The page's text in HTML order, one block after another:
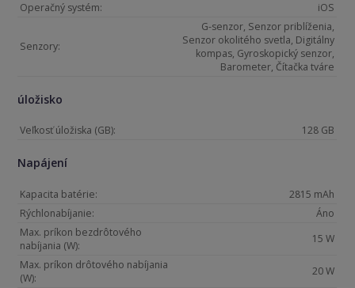
Operačný systém:
iOS
Senzory:
G-senzor, Senzor priblíženia,
Senzor okolitého svetla, Digitálny
kompas, Gyroskopický senzor,
Barometer, Čítačka tváre
úložisko
Veľkosť úložiska (GB): 128 GB
Napájení
Kapacita batérie:
2815 mAh
Rýchlonabíjanie:
Áno
Max. príkon bezdrôtového
nabíjania (W):
15 W
Max. príkon drôtového nabíjania
(W):
20 W